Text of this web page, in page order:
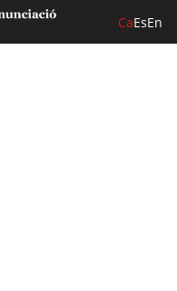
CaEsEn